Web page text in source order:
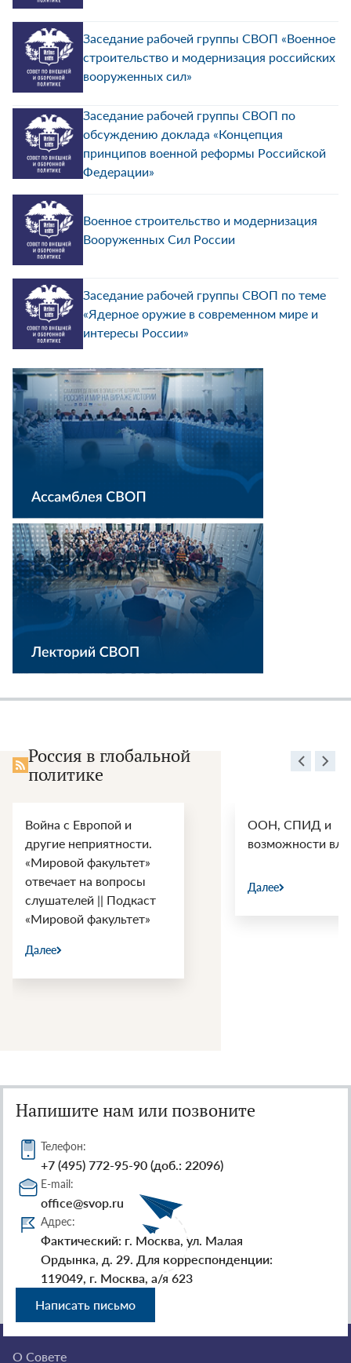
Заседание рабочей группы СВОП «Военное
строительство и модернизация российских
вооруженных сил»
Заседание рабочей группы СВОП по
обсуждению доклада «Концепция
принципов военной реформы Российской
Федерации»
Военное строительство и модернизация
Вооруженных Сил России
Заседание рабочей группы СВОП по теме
«Ядерное оружие в современном мире и
интересы России»
Россия в глобальной
политике
Война с Европой и
другие неприятности.
«Мировой факультет»
отвечает на вопросы
слушателей || Подкаст
«Мировой факультет»
Далее
ООН, СПИД и
возможности
Далее
Напишите нам или позвоните
Телефон:
+7 (495) 772-95-90 (доб.: 22096)
E-mail:
office@svop.ru
Адрес:
Фактический: г. Москва, ул. Малая
Ордынка, д. 29. Для корреспонденции:
119049, г. Москва, а/я 623
Написать письмо
О Совете